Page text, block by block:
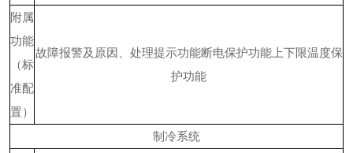
附属
功能
（标
准配
置）
故障报警及原因、处理提示功能断电保护功能上下限温度保
护功能
制冷系统